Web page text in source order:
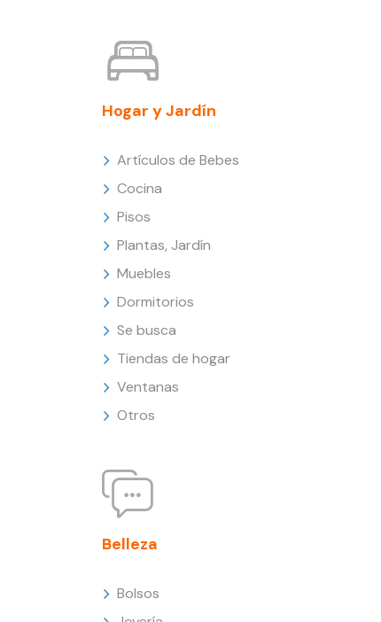
Hogar y Jardín
Artículos de Bebes
Cocina
Pisos
Plantas, Jardín
Muebles
Dormitorios
Se busca
Tiendas de hogar
Ventanas
Otros
Belleza
Bolsos